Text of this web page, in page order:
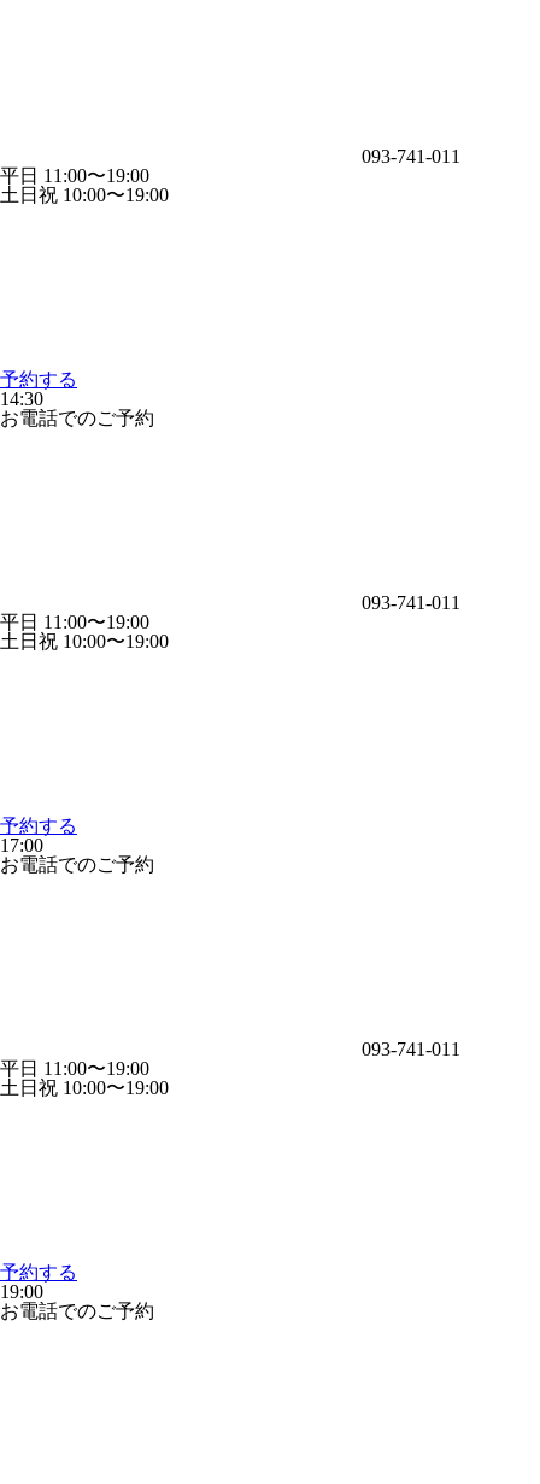
093-741-011
平日 11:00〜19:00
土日祝 10:00〜19:00
予約する
14:30
お電話でのご予約
093-741-011
平日 11:00〜19:00
土日祝 10:00〜19:00
予約する
17:00
お電話でのご予約
093-741-011
平日 11:00〜19:00
土日祝 10:00〜19:00
予約する
19:00
お電話でのご予約